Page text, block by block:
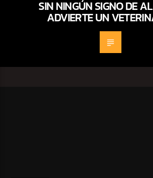
SIN NINGÚN SIGNO DE
ADVIERTE UN